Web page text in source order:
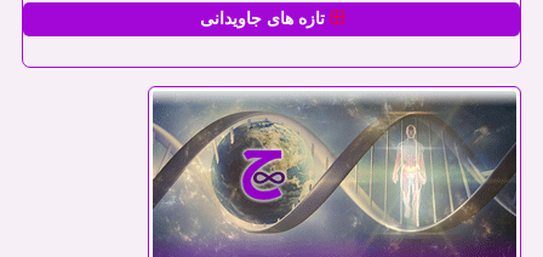
تازه های جاویدانی